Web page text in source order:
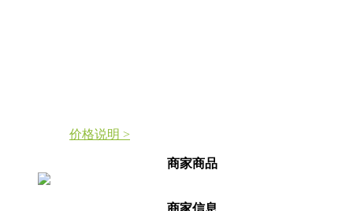
价格说明 >
商家商品
商家信息